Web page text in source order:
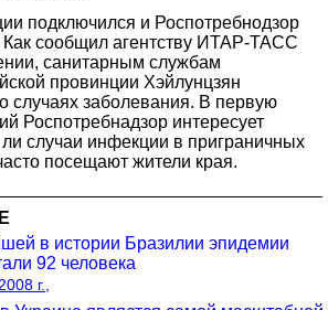
подключился и Роспотребнодзор
Как сообщил агентству ИТАР-ТАСС
санитарным службам
провинции Хэйлунцзян
случаях заболевания. В первую
Роспотребнадзор интересует
случаи инфекции в приграничных
посещают жители края.
в истории Бразилии эпидемии
92 человека
г.,